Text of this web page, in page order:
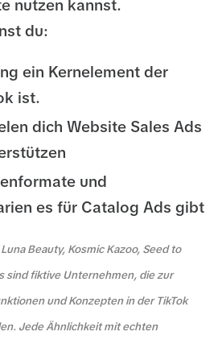
nutzen kannst.
du:
ein Kernelement der
ist.
dich Website Sales Ads
und
es für Catalog Ads gibt
Beauty, Kosmic Kazoo, Seed to
sind fiktive Unternehmen, die zur
und Konzepten in der TikTok
Jede Ähnlichkeit mit echten